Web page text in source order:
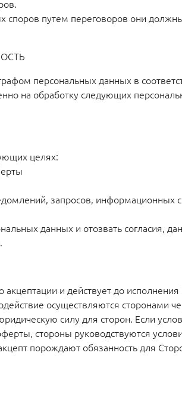
путем переговоров они
персональных данных в
на обработку следующих
целях:
запросов, информационных
данных и отозвать
и действует до
осуществляются сторонами
силу для сторон. Если
стороны руководствуются
порождают обязанность для